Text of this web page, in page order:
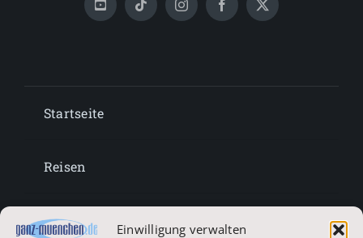
Einwilligung verwalten
Startseite
Reisen
Lifestyle